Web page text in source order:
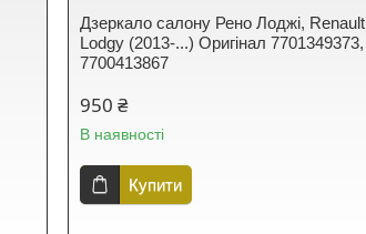
Дзеркало салону Рено Лоджі, Renault
Lodgy (2013-...) Оригінал 7701349373,
7700413867
950 ₴
В наявності
Купити